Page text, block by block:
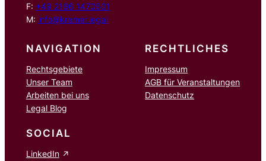
F: +49 2166 1470501
M: info@kremer.legal
NAVIGATION
Rechtsgebiete
Unser Team
Arbeiten bei uns
Legal Blog
RECHTLICHES
Impressum
AGB für Veranstaltungen
Datenschutz
SOCIAL
LinkedIn